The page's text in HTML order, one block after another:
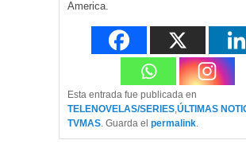
America.
Esta entrada fue publicada en
TELENOVELAS/SERIES,ÚLTIMAS
TVMAS. Guarda el permalink.